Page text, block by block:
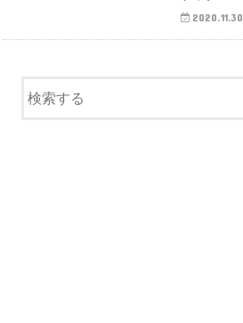
2020.11.30